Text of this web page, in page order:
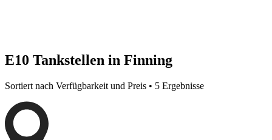
E10 Tankstellen in Finning
Sortiert nach Verfügbarkeit und Preis • 5 Ergebnisse